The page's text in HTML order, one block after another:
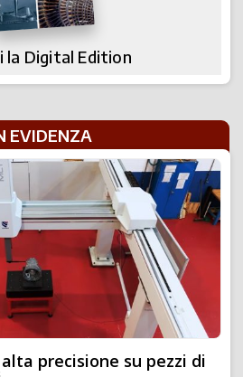
la Digital Edition
EVIDENZA
precisione su pezzi di